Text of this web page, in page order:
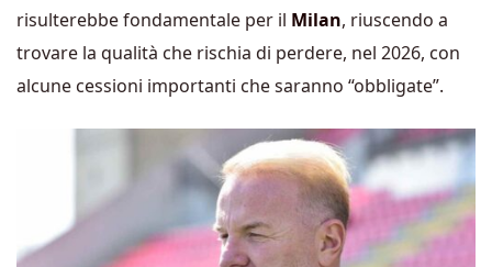
risulterebbe fondamentale per il Milan, riuscendo a
trovare la qualità che rischia di perdere, nel 2026, con
alcune cessioni importanti che saranno “obbligate”.